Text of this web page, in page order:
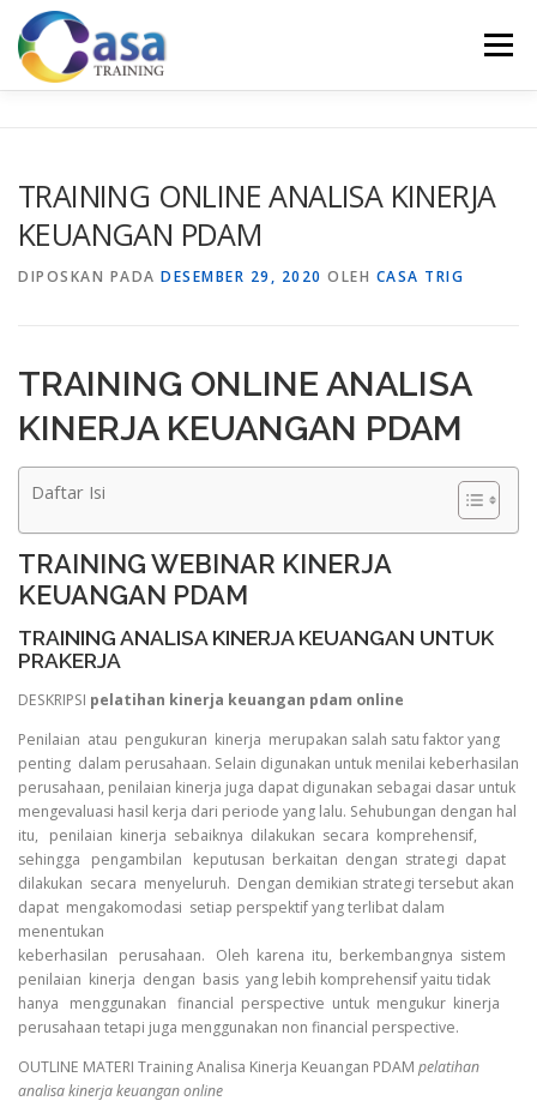
Lompat
konten
Menu
KONTAK KAMI SERTIFIKASI
TRAINING ONLINE ANALISA KINERJA
KEUANGAN PDAM
DIPOSKAN PADA DESEMBER 29, 2020 OLEH CASA TRIG
TRAINING ONLINE ANALISA
KINERJA KEUANGAN PDAM
Daftar Isi
TRAINING WEBINAR KINERJA
KEUANGAN PDAM
TRAINING ANALISA KINERJA KEUANGAN UNTUK
PRAKERJA
DESKRIPSI pelatihan kinerja keuangan pdam online
Penilaian atau pengukuran kinerja merupakan salah satu faktor yang
penting dalam perusahaan. Selain digunakan untuk menilai keberhasilan
perusahaan, penilaian kinerja juga dapat digunakan sebagai dasar untuk
mengevaluasi hasil kerja dari periode yang lalu. Sehubungan dengan hal
itu, penilaian kinerja sebaiknya dilakukan secara komprehensif,
sehingga pengambilan keputusan berkaitan dengan strategi dapat
dilakukan secara menyeluruh. Dengan demikian strategi tersebut akan
dapat mengakomodasi setiap perspektif yang terlibat dalam
menentukan
keberhasilan perusahaan. Oleh karena itu, berkembangnya sistem
penilaian kinerja dengan basis yang lebih komprehensif yaitu tidak
hanya menggunakan financial perspective untuk mengukur kinerja
perusahaan tetapi juga menggunakan non financial perspective.
OUTLINE MATERI Training Analisa Kinerja Keuangan PDAM pelatihan
analisa kinerja keuangan online